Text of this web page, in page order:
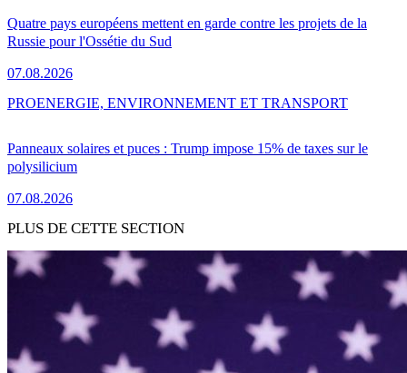
Quatre pays européens mettent en garde contre les projets de la
Russie pour l'Ossétie du Sud
07.08.2026
Panneaux solaires et puces : Trump impose 15% de taxes sur le
polysilicium
07.08.2026
PROENERGIE, ENVIRONNEMENT ET TRANSPORT
PLUS DE CETTE SECTION